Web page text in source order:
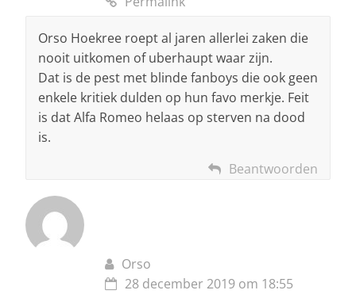
Orso Hoekree roept al jaren allerlei zaken die
nooit uitkomen of uberhaupt waar zijn.
Dat is de pest met blinde fanboys die ook geen
enkele kritiek dulden op hun favo merkje. Feit
is dat Alfa Romeo helaas op sterven na dood
is.
Beantwoorden
Orso
28 december 2019 om 18:55